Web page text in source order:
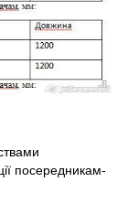
посередникам-